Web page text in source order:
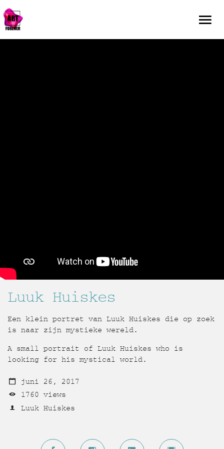
Luuk Huiskes
Een klein portret van Luuk Huiskes die op zoek
is naar zijn mystieke wereld.
A small portrait of Luuk Huiskes who is
looking for his mystical world.
juni 26, 2017
1760 views
Luuk Huiskes